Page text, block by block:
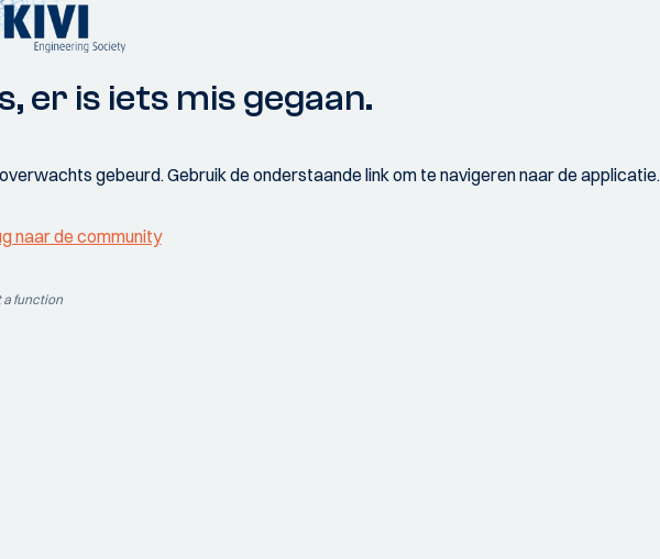
er is iets mis gegaan.
gebeurd. Gebruik de onderstaande link om te navigeren naar de applicatie.
naar de community
a function